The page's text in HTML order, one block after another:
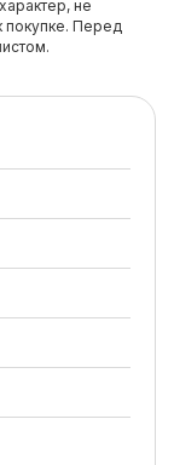
не
покупке. Перед